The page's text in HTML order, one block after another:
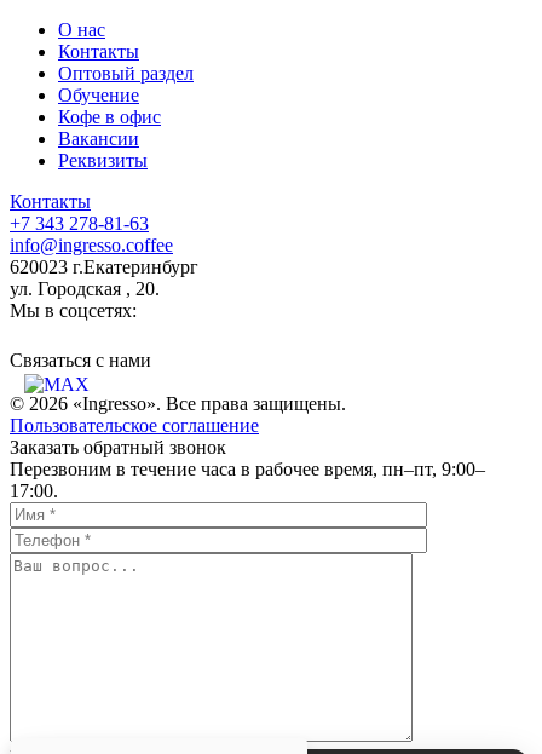
О нас
Контакты
Оптовый раздел
Обучение
Кофе в офис
Вакансии
Реквизиты
Контакты
+7 343 278-81-63
info@ingresso.coffee
620023 г.Екатеринбург
ул. Городская , 20.
Мы в соцсетях:
Связаться c нами
© 2026 «Ingresso». Все права защищены.
Пользовательское соглашение
Заказать обратный звонок
Перезвоним в течение часа в рабочее время, пн–пт, 9:00–
17:00.